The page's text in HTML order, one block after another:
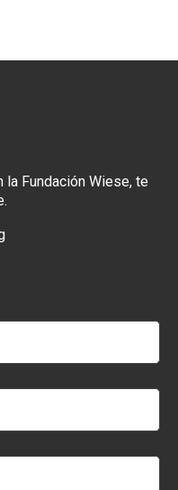
Fundación Wiese, te